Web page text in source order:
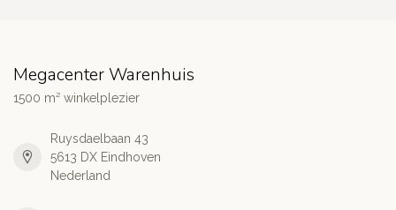
Megacenter Warenhuis
1500 m² winkelplezier
Ruysdaelbaan 43
5613 DX Eindhoven
Nederland